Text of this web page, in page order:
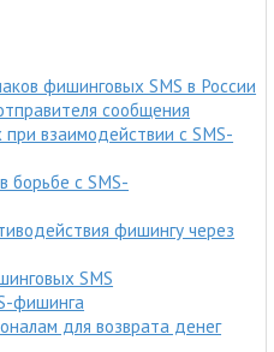
фишинговых SMS в России
сообщения
взаимодействии с SMS-
борьбе с SMS-
фишингу через
SMS
фишинга
для возврата денег